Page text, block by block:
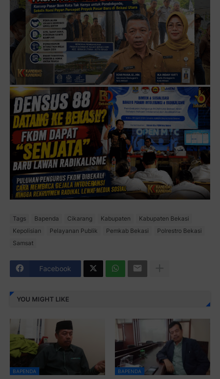
Tags Bapenda Cikarang Kabupaten
Kabupaten Bekasi
Kepolisian
Pelayanan Publik Pemkab Bekasi
Polrestro Bekasi
Samsat
Facebook
YOU MIGHT LIKE
BAPENDA BAPENDA